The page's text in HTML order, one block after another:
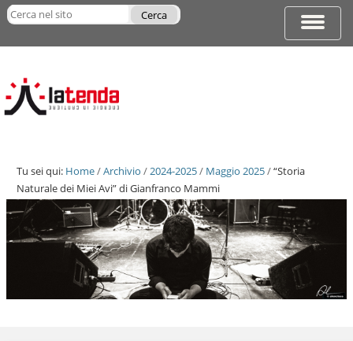
Salta
ai
|
navigazione
Espandi
di
Cerca nel sito
avanzata…
Tu sei qui: Home/Archivio /2024-2025/ Maggio 2025/“Storia
Naturale dei Miei Avi” di Gianfranco Mammi